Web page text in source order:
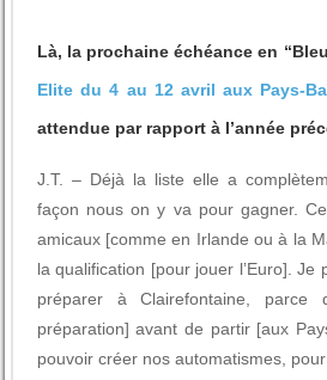
Là, la prochaine échéance en
Elite du 4 au 12 avril aux Pays-
attendue par rapport à l’année
J.T. – Déjà la liste elle a
façon nous on y va pour gagner.
amicaux [comme en Irlande ou à la
la qualification [pour jouer l’Euro]. Je
préparer à Clairefontaine,
préparation] avant de partir [aux
pouvoir créer nos automatismes,